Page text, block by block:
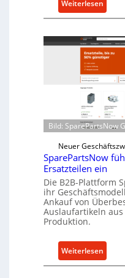
z
f
ü
r
i
i
r
k
t
e
A
n
t
i
b
Weiterlesen
C
l
l
n
t
w
i
c
k
e
l
t
-
Bild: SparePartsNow
Neuer
SparePartsNow
Ersatzteilen ein
Die B2B-Plattform
ihr
Ankauf von
Auslaufartikeln
Produktion.
Weiterlesen
S